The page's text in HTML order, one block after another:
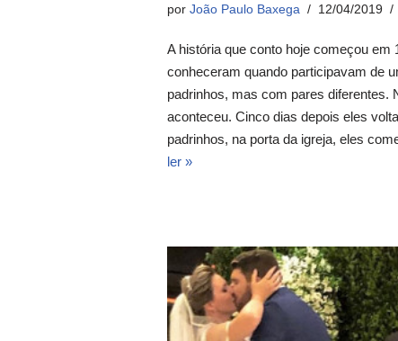
por João Paulo Baxega 12/04/2019
A história que conto hoje começou em
conheceram quando participavam de
padrinhos, mas com pares diferentes.
aconteceu. Cinco dias depois eles
padrinhos, na porta da igreja, eles
ler »